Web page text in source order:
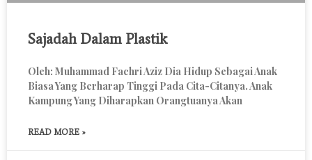
Sajadah Dalam Plastik
Oleh: Muhammad Fachri Aziz Dia Hidup Sebagai Anak
Biasa Yang Berharap Tinggi Pada Cita-Citanya. Anak
Kampung Yang Diharapkan Orangtuanya Akan
READ MORE »